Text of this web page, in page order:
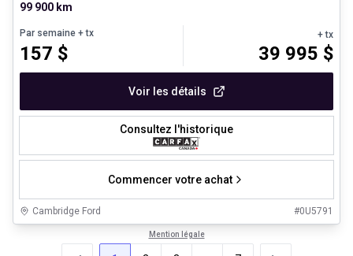
99 900 km
Par semaine + tx
157 $
+ tx
39 995 $
Voir les détails
Consultez l'historique
Commencer votre achat
Cambridge Ford #0U5791
Mention légale